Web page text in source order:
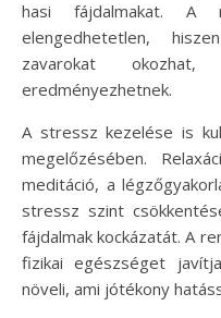
hasi fájdalmakat. A
elengedhetetlen,
zavarokat
eredményezhetnek.
A stressz kezelése is
megelőzésében.
meditáció, a
stressz szint
fájdalmak kockázatát. A
fizikai egészséget
növeli, ami jótékony